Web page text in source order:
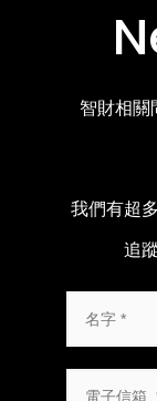
智財相關
我們有超
追